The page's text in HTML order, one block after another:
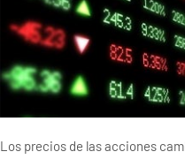
Los precios de las acciones